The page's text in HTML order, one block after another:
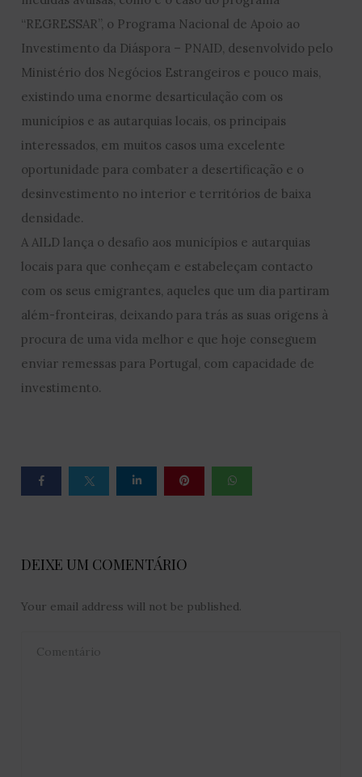
“REGRESSAR”, o Programa Nacional de Apoio ao
Investimento da Diáspora – PNAID, desenvolvido pelo
Ministério dos Negócios Estrangeiros e pouco mais,
existindo uma enorme desarticulação com os
municípios e as autarquias locais, os principais
interessados, em muitos casos uma excelente
oportunidade para combater a desertificação e o
desinvestimento no interior e territórios de baixa
densidade.
A AILD lança o desafio aos municípios e autarquias
locais para que conheçam e estabeleçam contacto
com os seus emigrantes, aqueles que um dia partiram
além-fronteiras, deixando para trás as suas origens à
procura de uma vida melhor e que hoje conseguem
enviar remessas para Portugal, com capacidade de
investimento.
DEIXE UM COMENTÁRIO
Your email address will not be published.